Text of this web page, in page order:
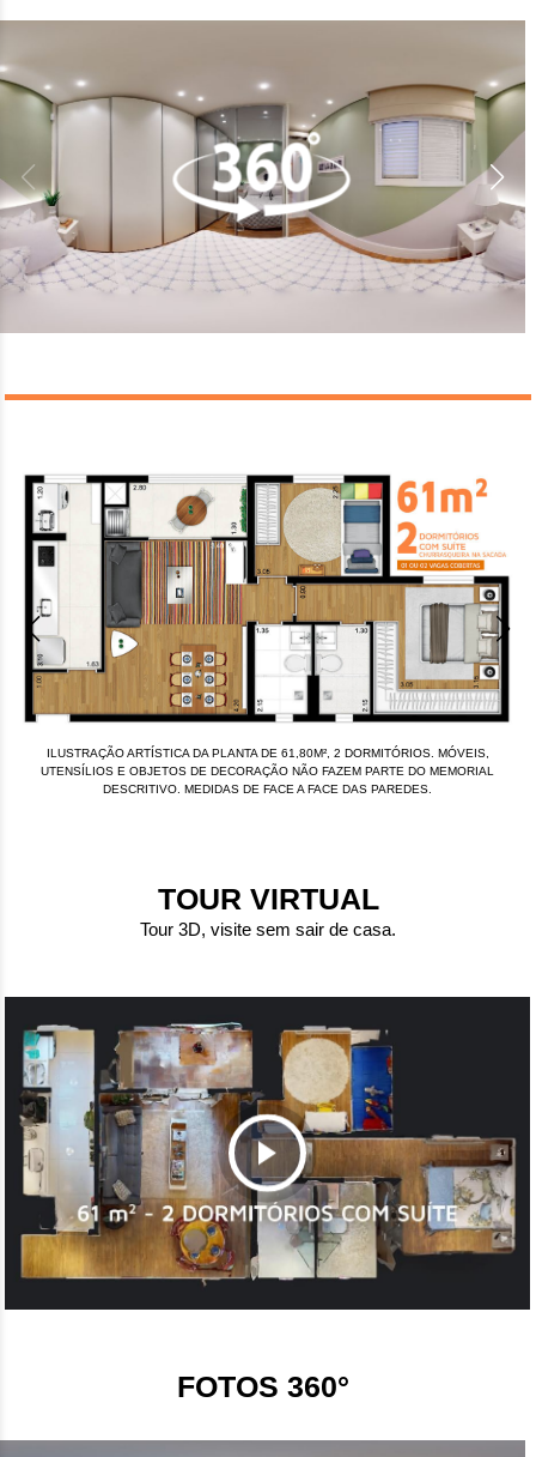
ILUSTRAÇÃO ARTÍSTICA DA PLANTA DE 61,80M², 2 DORMITÓRIOS. MÓVEIS,
UTENSÍLIOS E OBJETOS DE DECORAÇÃO NÃO FAZEM PARTE DO MEMORIAL
DESCRITIVO. MEDIDAS DE FACE A FACE DAS PAREDES.
TOUR VIRTUAL
Tour 3D, visite sem sair de casa.
FOTOS 360°